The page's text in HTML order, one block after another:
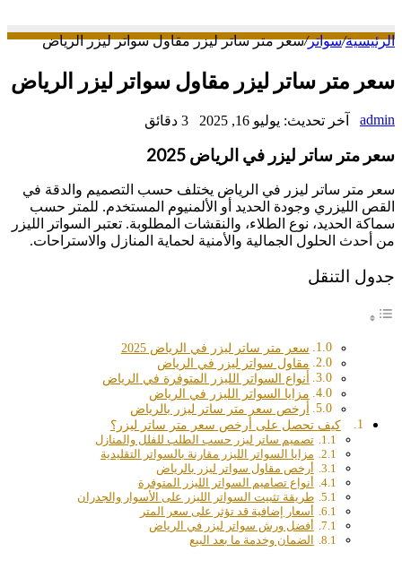
الرئيسية/سواتر/سعر متر ساتر ليزر مقاول سواتر ليزر الرياض
سعر متر ساتر ليزر مقاول سواتر ليزر الرياض
admin آخر تحديث: يوليو 16, 2025 3 دقائق
سعر متر ساتر ليزر في الرياض 2025
سعر متر ساتر ليزر في الرياض يختلف حسب التصميم والدقة في
القص الليزري وجودة الحديد أو الألمنيوم المستخدم. للمتر حسب
سماكة الحديد، نوع الطلاء، والنقشات المطلوبة. تعتبر السواتر الليزر
من أحدث الحلول الجمالية والأمنية لحماية المنازل والاستراحات.
جدول التنقل
سعر متر ساتر ليزر في الرياض 2025
مقاول سواتر ليزر في الرياض
أنواع السواتر الليزر المتوفرة في الرياض
مزايا السواتر الليزر في الرياض
أرخص سعر متر ساتر ليزر بالرياض
كيف تحصل على أرخص سعر متر ساتر ليزر؟
تصميم ساتر ليزر حسب الطلب للفلل والمنازل
مزايا السواتر الليزر مقارنة بالسواتر التقليدية
أرخص مقاول سواتر ليزر بالرياض
أنواع تصاميم السواتر الليزر المتوفرة
طريقة تثبيت السواتر الليزر على الأسوار والجدران
أسعار إضافية قد تؤثر على سعر المتر
أفضل ورش سواتر ليزر في الرياض
الضمان وخدمة ما بعد البيع